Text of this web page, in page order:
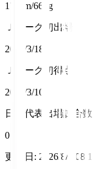
172cm/66kg
Ｊリーグ初出場
2017/3/18
Ｊリーグ初得点
2019/3/10
日本代表出場試合数
0
更新日 : 2026/8/7 08:11